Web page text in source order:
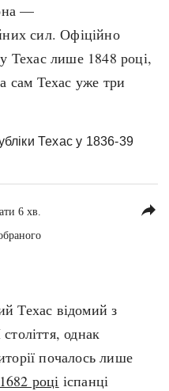
Українська революція
Україна незалежна
Хронологія
Античні часи
Пізнє Середньовіччя
Наш час
—
сил. Офіційно
Техас лише 1848 році,
сам Техас уже три
Техас у 1836-39
6 хв.
reply
Техас відомий з
однак
почалось лише
1682 році іспанці